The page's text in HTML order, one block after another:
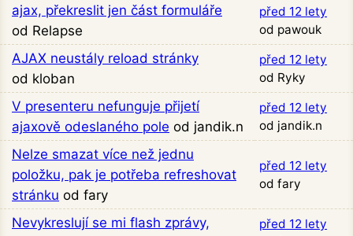
ajax, překreslit jen část formuláře
od Relapse
před 12 lety
od pawouk
AJAX neustály reload stránky
od kloban
před 12 lety
od Ryky
V presenteru nefunguje přijetí
ajaxově odeslaného pole od jandik.n
před 12 lety
od jandik.n
Nelze smazat více než jednu
položku, pak je potřeba refreshovat
stránku od fary
před 12 lety
od fary
Nevykreslují se mi flash zprávy,
před 12 lety